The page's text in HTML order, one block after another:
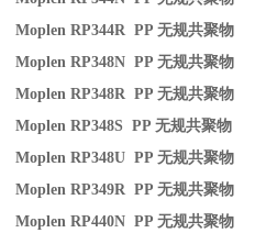
Moplen RP344R PP无规共聚物
Moplen RP348N PP无规共聚物
Moplen RP348R PP无规共聚物
Moplen RP348S PP无规共聚物
Moplen RP348U PP无规共聚物
Moplen RP349R PP无规共聚物
Moplen RP440N PP无规共聚物